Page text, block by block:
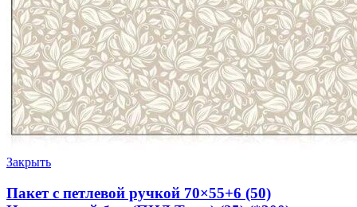
Закрыть
Пакет с петлевой ручкой 70×55+6 (50)